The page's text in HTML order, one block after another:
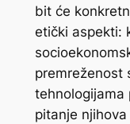
bit će
etički aspekti:
premreženost
tehnologijama
pitanje